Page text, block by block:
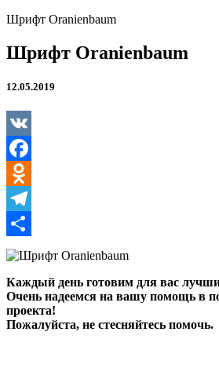
Шрифт Oranienbaum
Шрифт Oranienbaum
12.05.2019
VK
Facebook
Odnoklassniki
Telegram
Отправить
Каждый день готовим для вас
Очень надеемся на вашу помощь в
проекта!
Пожалуйста, не стесняйтесь помочь.